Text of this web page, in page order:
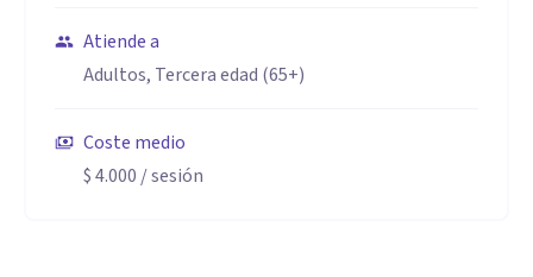
Otro de mis puntos fuertes es mi compromiso con la
Me apasiona la psicología y siempre busco incorporar
estrategias efectivas y basadas en evidencia para que cada
Atiende a
Adultos, Tercera edad (65+)
Coste medio
$ 4.000 / sesión